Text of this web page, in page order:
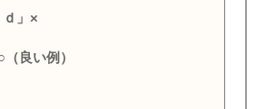
」×
良い例）